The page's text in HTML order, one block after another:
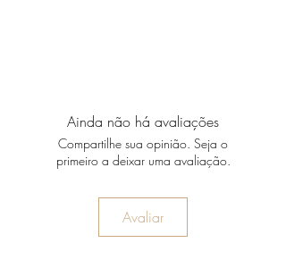
Ainda não há avaliações
Compartilhe sua opinião. Seja o
primeiro a deixar uma avaliação.
Avaliar